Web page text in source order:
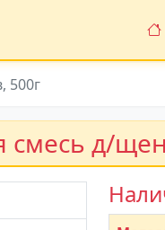
500г
смесь д/